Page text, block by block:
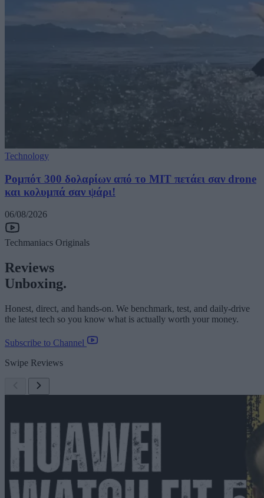
Technology
Ρομπότ 300 δολαρίων από το MIT πετάει σαν drone
και κολυμπά σαν ψάρι!
06/08/2026
Techmaniacs Originals
Reviews
Unboxing.
Honest, direct, and hands-on. We benchmark, test, and daily-drive
the latest tech so you know what is actually worth your money.
Subscribe to Channel
Swipe Reviews